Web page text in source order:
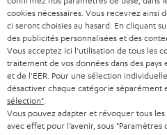
l
a
n
e
w
s
BARRES DE SON
STEREO
SMART HOME
BLUETOOTH
CARRIÈRE
PRESSE
B2B
BLOG
Boutiques en ligne Teufel
ALLEMAGNE
AUTRICHE
SUISSE
cookies nécessaires. Vous recevrez ainsi
ci seront choisies au hasard. En cliquant
des publicités personnalisées et des
Vous acceptez ici l'utilisation de tous les
traitement de vos données dans des
et de l'EER. Pour une sélection
désactiver chaque catégorie séparément
sélection"
Vous pouvez adapter et révoquer tous
avec effet pour l’avenir, sous "Paramètres